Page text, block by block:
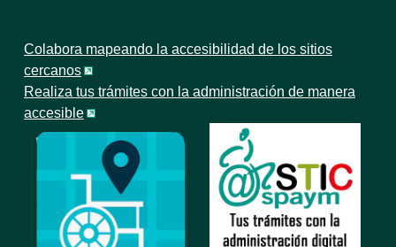
Colabora mapeando la accesibilidad de los sitios
cercanos
Realiza tus trámites con la administración de manera
accesible